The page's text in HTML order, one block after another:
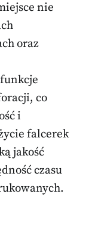
nie
oraz
co
i
falcerek
jakość
czasu